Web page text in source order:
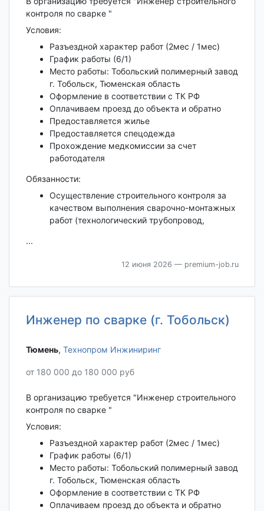
контроля по сварке "
Условия:
Разъездной характер работ (2мес / 1мес)
График работы (6/1)
Место работы: Тобольский полимерный завод
г. Тобольск, Тюменская область
Оформление в соответствии с ТК РФ
Оплачиваем проезд до объекта и обратно
Предоставляется жилье
Предоставляется спецодежда
Прохождение медкомиссии за счет
работодателя
Обязанности:
Осуществление строительного контроля за
качеством выполнения сварочно-монтажных
работ (технологический трубопровод,
...
12 июня 2026 — premium-job.ru
Инженер по сварке (г. Тобольск)
Тюмень‎, Технопром Инжиниринг
от 180 000 до 180 000 руб
В организацию требуется "Инженер строительного
контроля по сварке "
Условия:
Разъездной характер работ (2мес / 1мес)
График работы (6/1)
Место работы: Тобольский полимерный завод
г. Тобольск, Тюменская область
Оформление в соответствии с ТК РФ
Оплачиваем проезд до объекта и обратно